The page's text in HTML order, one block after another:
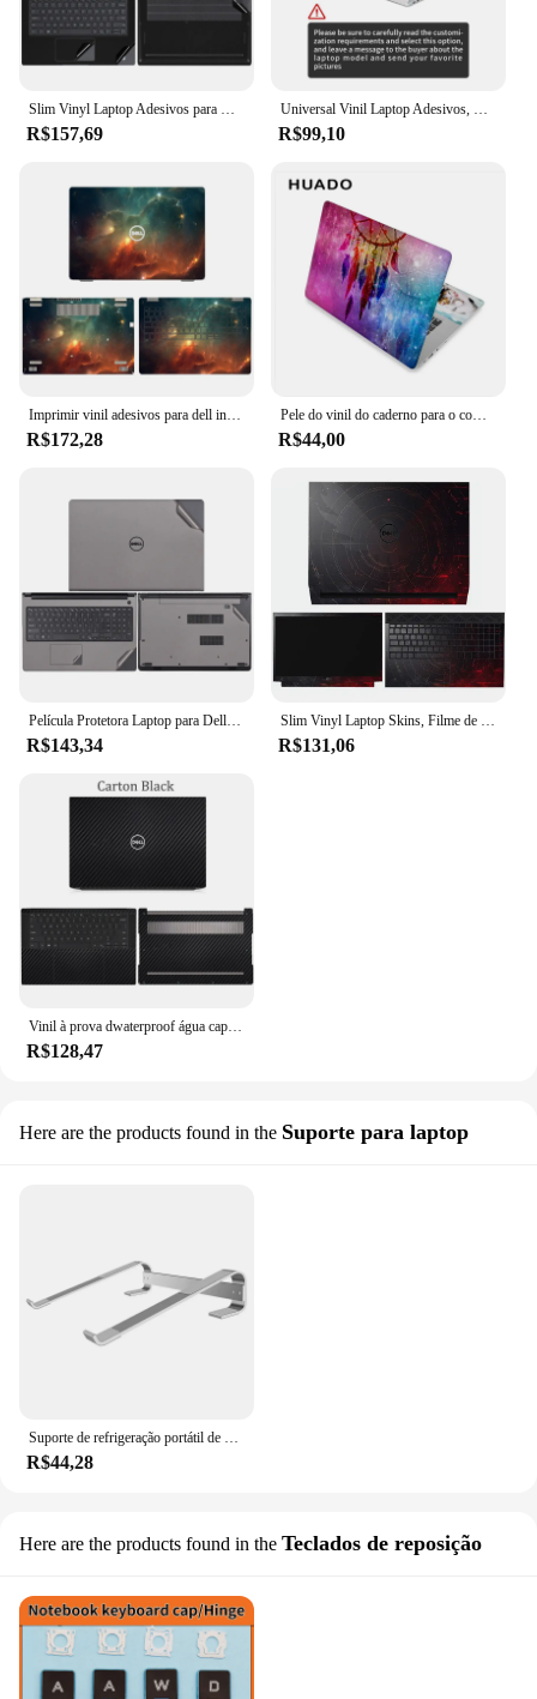
Slim Vinyl Laptop Adesivos para Dell, Dell Latitude, filme para Dell Latitude 7440, 7430, 7420, 7410, 7520, 7340, 7330, 7320, 9420, 9410
R$157,69
Universal Vinil Laptop Adesivos, DIY Decore Decalque, peles protetoras, MacBook, Lenovo, HP, Asus, Dell, Acer, 13 ", 15.6", 17"
R$99,10
Imprimir vinil adesivos para dell inspiron 15, 3510, 3511, 3515, 3520, 3525, 3530, para 15, 3502, 3583, 3585
R$172,28
Pele do vinil do caderno para o computador, decalque para Acer, HP, Dell, Mac, Mac, etiqueta do computador, 12 ", 14", 15 ", 15.6"
R$44,00
Película Protetora Laptop para Dell XPS 15-9530/9575/9570/9500/7590 Pele Decalque Do Vinil para Dell XPS Series 15-9560/9550 Protetor
R$143,34
Slim Vinyl Laptop Skins, Filme de impressão, Decalque para DELL G15, 5520, 5521, 5525, 5530, G16, 7620, 7630, G15, 5510, 5511, 5515
R$131,06
Vinil à prova dwaterproof água capa da pele do portátil para dell xps 13 9310 2in1 9305 9370 7390 9380 filme de tela para xps 15 9510 9500 9575 pré-corte
R$128,47
Here are the products found in the Suporte para laptop
Suporte de refrigeração portátil de alumínio, riser para mesa, Macbook Pro Air, Dell, HP, Lenovo Notebook, suporte do computador, suporte, acessórios
R$44,28
Here are the products found in the Teclados de reposição